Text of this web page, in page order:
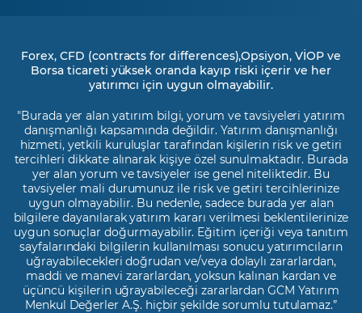
Forex, CFD (contracts for differences),Opsiyon, VİOP ve
Borsa ticareti yüksek oranda kayıp riski içerir ve her
yatırımcı için uygun olmayabilir.
"Burada yer alan yatırım bilgi, yorum ve tavsiyeleri yatırım
danışmanlığı kapsamında değildir. Yatırım danışmanlığı
hizmeti, yetkili kuruluşlar tarafından kişilerin risk ve getiri
tercihleri dikkate alınarak kişiye özel sunulmaktadır. Burada
yer alan yorum ve tavsiyeler ise genel niteliktedir. Bu
tavsiyeler mali durumunuz ile risk ve getiri tercihlerinize
uygun olmayabilir. Bu nedenle, sadece burada yer alan
bilgilere dayanılarak yatırım kararı verilmesi beklentilerinize
uygun sonuçlar doğurmayabilir. Eğitim içeriği veya tanıtım
sayfalarındaki bilgilerin kullanılması sonucu yatırımcıların
uğrayabilecekleri doğrudan ve/veya dolaylı zararlardan,
maddi ve manevi zararlardan, yoksun kalınan kardan ve
üçüncü kişilerin uğrayabileceği zararlardan GCM Yatırım
Menkul Değerler A.Ş. hiçbir şekilde sorumlu tutulamaz.”